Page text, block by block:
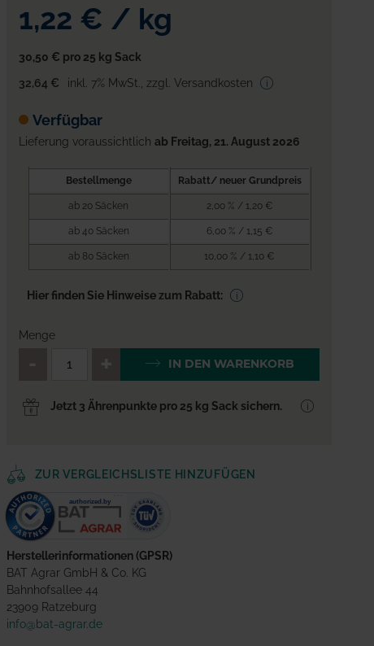
1,22 € / kg
30,50 € pro 25 kg Sack
32,64 €
inkl. 7% MwSt. zzgl. Versandkosten
Verfügbar
Lieferung voraussichtlich ab Freitag, 21. August 2026
Bestellmenge Rabatt/ neuer Grundpreis
ab 20 Säcken 2,00 % / 1,20 €
ab 40 Säcken 6,00 % / 1,15 €
ab 80 Säcken 10,00 % / 1,10 €
Hier finden Sie Hinweise zum Rabatt:
Menge
QTY_CONTROL_DECREASE
IN DEN WARENKORB
Jetzt 3 Ährenpunkte pro 25 kg Sack sichern.
ZUR VERGLEICHSLISTE HINZUFÜGEN
Herstellerinformationen (GPSR)
BAT Agrar GmbH & Co. KG
Bahnhofsallee 44
23909 Ratzeburg
info@bat-agrar.de